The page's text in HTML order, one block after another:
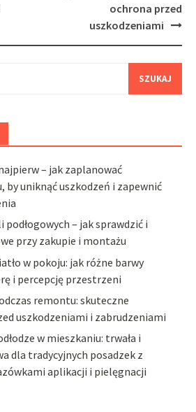
ochrona przed
uszkodzeniami
– jak zaplanować
by uniknąć uszkodzeń i zapewnić
– jak sprawdzić i
przy zakupie i montażu
w pokoju: jak różne barwy
i percepcję przestrzeni
remontu: skuteczne
uszkodzeniami i zabrudzeniami
w mieszkaniu: trwała i
dla tradycyjnych posadzek z
aplikacji i pielęgnacji